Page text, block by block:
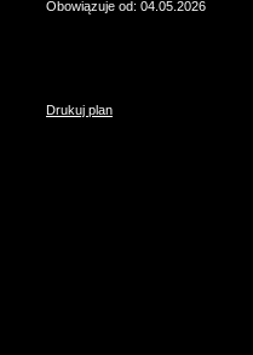
Obowiązuje od: 04.05.2026
Drukuj plan